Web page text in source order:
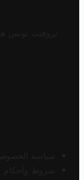
تروفيت تونس
سياسة
شروط وأحكام